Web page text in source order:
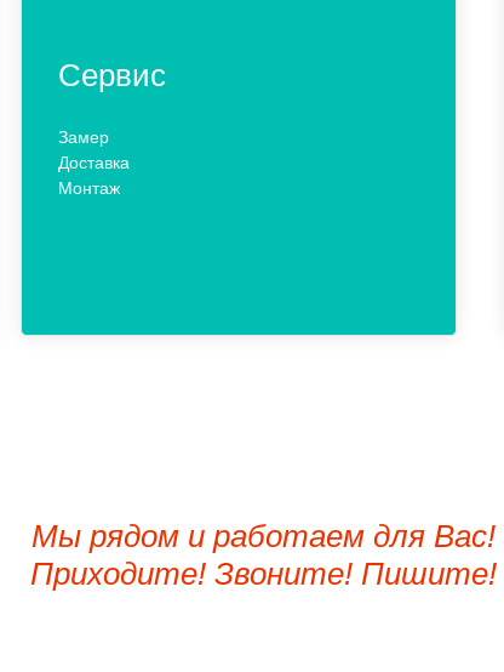
Сервис
Замер
Доставка
Монтаж
Мы рядом и работаем для Вас!
Приходите! Звоните! Пишите!